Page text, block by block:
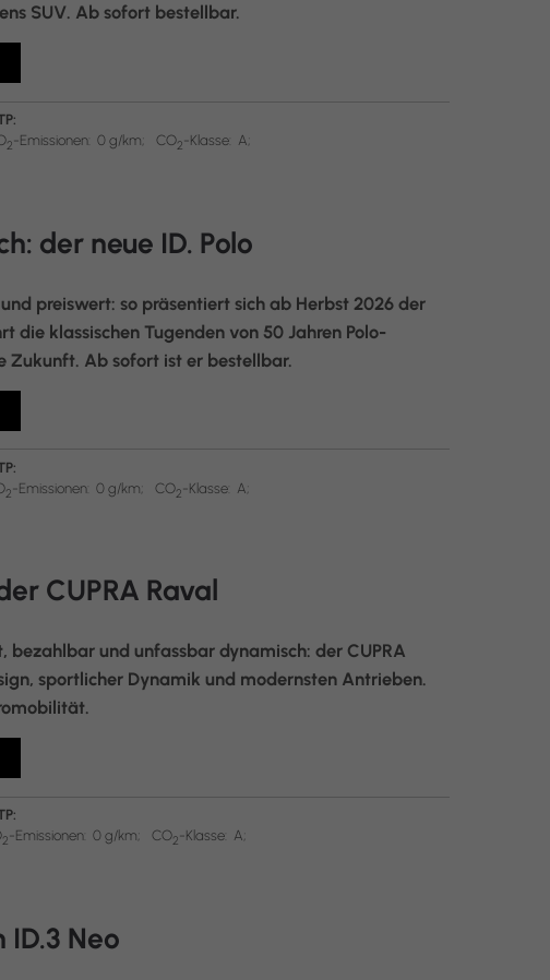
SUV. Ab sofort bestellbar.
2-Emissionen: 0 g/km; CO2-Klasse: A;
der neue ID. Polo
preiswert: so präsentiert sich ab Herbst 2026 der
die klassischen Tugenden von 50 Jahren Polo-
Zukunft. Ab sofort ist er bestellbar.
2-Emissionen: 0 g/km; CO2-Klasse: A;
CUPRA Raval
und unfassbar dynamisch: der CUPRA
sportlicher Dynamik und modernsten Antrieben.
2-Emissionen: 0 g/km; CO2-Klasse: A;
Neo